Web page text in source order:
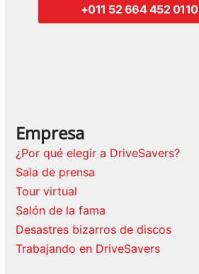
+011 52 664 452 0110
Empresa
¿Por qué elegir a DriveSavers?
Sala de prensa
Tour virtual
Salón de la fama
Desastres bizarros de discos
Trabajando en DriveSavers